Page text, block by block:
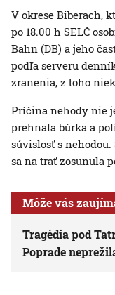
V okrese Biberach,
po 18.00 h SELČ
Bahn (DB) a jeho
podľa serveru
zranenia, z toho
Príčina nehody nie
prehnala búrka a
súvislosť s
sa na trať zosunula
Môže vás
Tragédia pod
Poprade